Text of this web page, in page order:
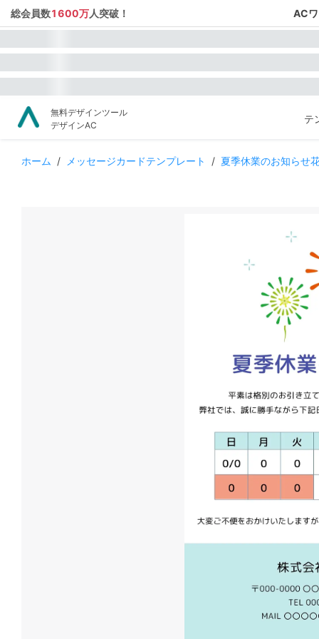
総会員数1600万人突破！ AC
無料デザインツール
デザインAC
テ
ホーム / メッセージカードテンプレート / 夏季休業のお知らせ